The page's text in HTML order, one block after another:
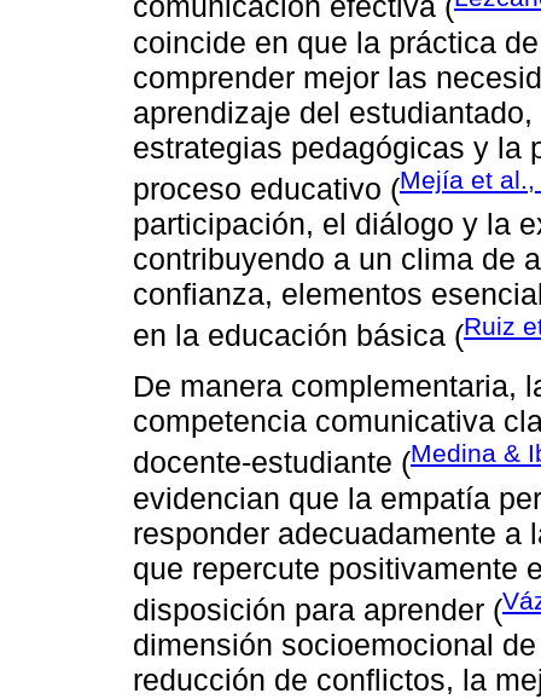
comunicación efectiva (
coincide en que la práctica
comprender mejor las
aprendizaje del
estrategias pedagógicas y la
proceso educativo (Mejía et al.,
participación, el diálogo y la
contribuyendo a un clima de
confianza, elementos
en la educación básica (Ruiz
De manera complementaria,
competencia comunicativa
docente-estudiante (Medina &
evidencian que la empatía
responder adecuadamente a
que repercute positivamente
disposición para aprender (
dimensión socioemocional
reducción de conflictos, la